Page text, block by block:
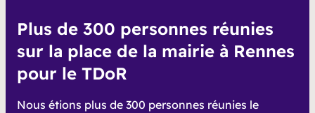
Plus de 300 personnes réunies
sur la place de la mairie à Rennes
pour le TDoR
Nous étions plus de 300 personnes réunies le